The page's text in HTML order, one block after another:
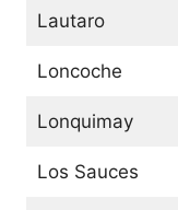
Lautaro
Loncoche
Lonquimay
Los Sauces